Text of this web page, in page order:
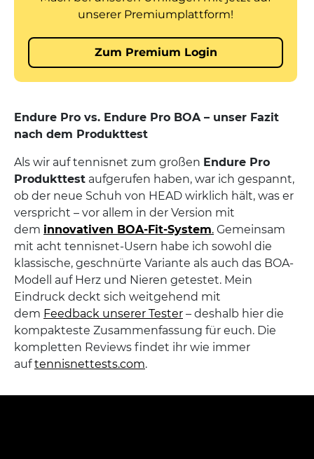
Endure Pro vs. Endure Pro BOA – unser Fazit
nach dem Produkttest
Als wir auf tennisnet zum großen Endure Pro
Produkttest aufgerufen haben, war ich gespannt,
ob der neue Schuh von HEAD wirklich hält, was er
verspricht – vor allem in der Version mit
dem innovativen BOA-Fit-System. Gemeinsam
mit acht tennisnet-Usern habe ich sowohl die
klassische, geschnürte Variante als auch das BOA-
Modell auf Herz und Nieren getestet. Mein
Eindruck deckt sich weitgehend mit
dem Feedback unserer Tester – deshalb hier die
kompakteste Zusammenfassung für euch. Die
kompletten Reviews findet ihr wie immer
auftennisnettests.com.